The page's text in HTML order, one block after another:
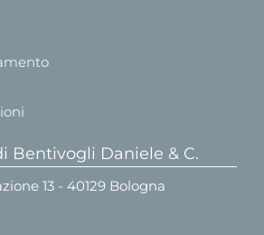
Bentivogli Daniele & C.
13 - 40129 Bologna